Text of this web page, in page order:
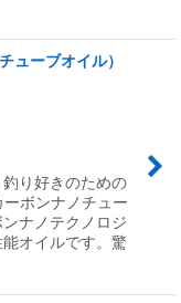
ューブオイル）
り好きのための
ボンナノチュー
ナノテクノロジ
オイルです。驚